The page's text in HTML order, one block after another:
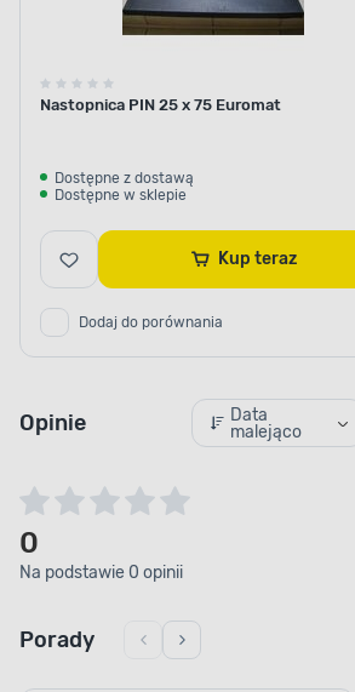
Nastopnica PIN 25 x 75 Euromat
Dostępne z dostawą
Dostępne w sklepie
Kup teraz
Dodaj do porównania
Opinie
Data
malejąco
0
Na podstawie 0 opinii
Porady